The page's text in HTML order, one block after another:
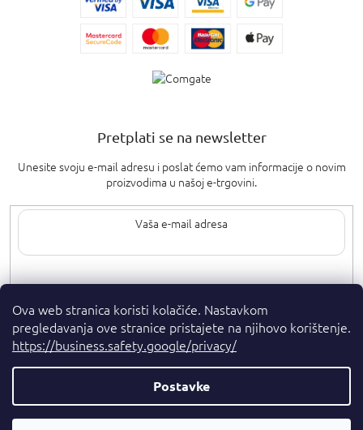
Ova web stranica koristi kolačiće. Nastavkom
pregledavanja ove stranice pristajete na njihovo korištenje.
https://business.safety.google/privacy/
Postavke
Pretplati se na newsletter
Unesite svoju e-mail adresu i poslat ćemo vam informacije o novim
proizvodima u našoj e-trgovini.
Upisom svoje e-pošte pristajete nauvjete privatnosti.
Autorska prava 2026Parfumshop.hr. Sva prava pridržana.